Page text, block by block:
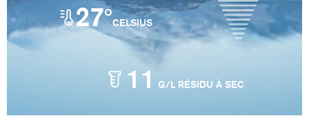
27°CELSIUS
11 G/L RÉSIDU À SEC